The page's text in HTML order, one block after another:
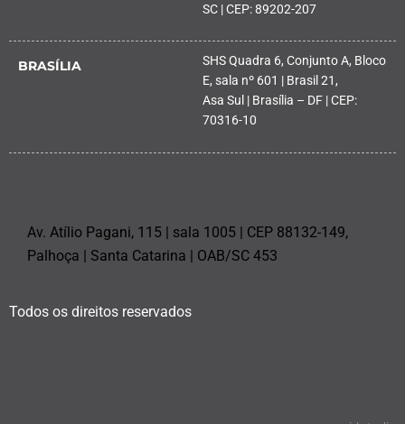
SC | CEP: 89202-207
BRASÍLIA
SHS Quadra 6, Conjunto A, Bloco
E, sala nº 601 | Brasil 21,
Asa Sul | Brasília – DF | CEP:
70316-10
Av. Atílio Pagani, 115 | sala 1005 | CEP 88132-149,
Palhoça | Santa Catarina | OAB/SC 453
Todos os direitos reservados